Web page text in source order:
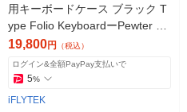
用キーボードケース ブラック T
ype Folio KeyboardーPewter 1
個
19,800円 （税込）
ログイン&全額PayPay支払いで
5%
iFLYTEK